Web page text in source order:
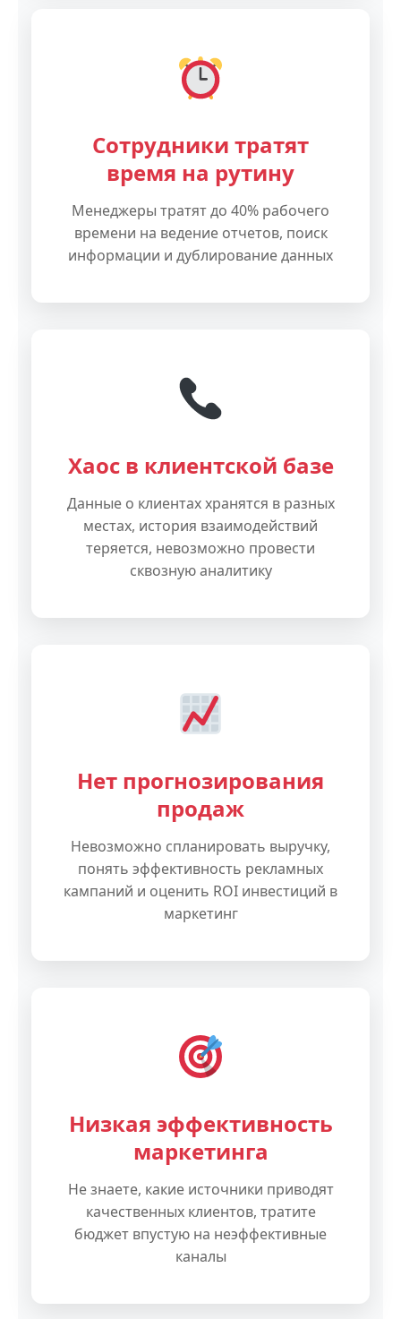
Сотрудники тратят
время на рутину
Менеджеры тратят до 40% рабочего
времени на ведение отчетов, поиск
информации и дублирование данных
Хаос в клиентской базе
Данные о клиентах хранятся в разных
местах, история взаимодействий
теряется, невозможно провести
сквозную аналитику
Нет прогнозирования
продаж
Невозможно спланировать выручку,
понять эффективность рекламных
кампаний и оценить ROI инвестиций в
маркетинг
Низкая эффективность
маркетинга
Не знаете, какие источники приводят
качественных клиентов, тратите
бюджет впустую на неэффективные
каналы